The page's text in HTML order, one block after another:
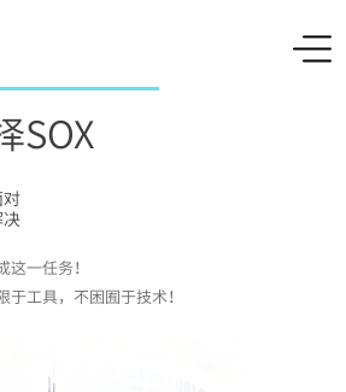
SOX
一任务！
工具，不困囿于技术！